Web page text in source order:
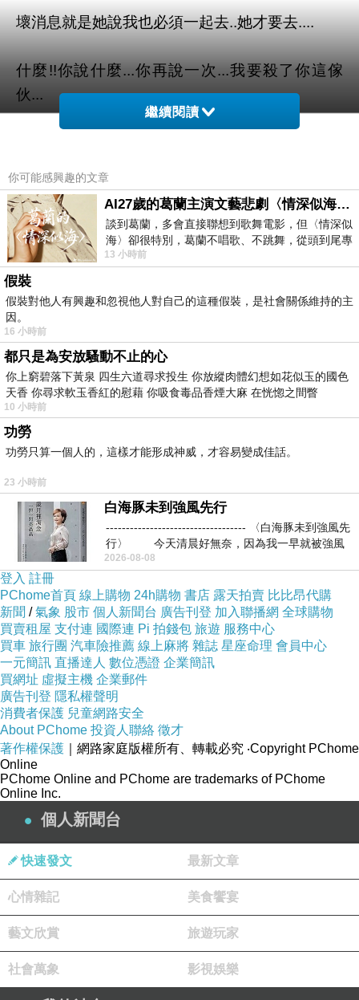
壞消息就是她說我也必須一起去..她才要去....
什麼!!你說什麼...你再說一次...我要殺了你這傢
伙...
說..你要怎麼擺平這件事...
嗯...不然先跟你們出去...然後我再趁機開溜.....
哼...精明點ㄚ...不要再砸鍋了....
不然的話....嘿嘿嘿....你會怎麼樣連我自己都不知
道ㄚ...
嗯...唉....交友不慎ㄚ....
哈哈哈....現在才發現太晚了啦...
那你要什麼時候跟人家出去...總要跟人家說一下
ㄚ.....
那這個星期六好了......
好...那我去跟她說時間囉...那在校門口等囉....
嗯...好...那..你還不快點去....
要午睡了啦...下午再說了啦....厚...真是欠你的...
好啦....拜訪啦.....
嗯...能幫我叫一下方筱雯嗎??
喔..好..你等一下......
嗯..阿風有事嗎???
繼續閱讀
你可能感興趣的文章
AI27歲的葛蘭主演文藝悲劇〈情深似海〉 #戀上老電影 #葛蘭 #粟子
談到葛蘭，多會直接聯想到歌舞電影，但〈情深似
海〉卻很特別，葛蘭不唱歌、不跳舞，從頭到尾專
心演戲。拍攝期間，經常工作超過12個鐘
13 小時前
假裝
假裝對他人有興趣和忽視他人對自己的這種假裝，是社會關係維持的主
因。
16 小時前
都只是為安放騷動不止的心
你上窮碧落下黃泉 四生六道尋求投生 你放縱肉體幻想如花似玉的國色
天香 你尋求軟玉香紅的慰藉 你吸食毒品香煙大麻 在恍惚之間瞥
10 小時前
功勞
功勞只算一個人的，這樣才能形成神威，才容易變成佳話。
23 小時前
白海豚未到強風先行
----------------------------------- 〈白海豚未到強風先
行〉 今天清晨好無奈，因為我一早就被強風
2026-08-08
登入 註冊
PChome首頁 線上購物 24h購物 書店 露天拍賣 比比昂代購
新聞 /氣象 股市 個人新聞台 廣告刊登 加入聯播網 全球購物
買賣租屋 支付連 國際連 Pi 拍錢包 旅遊 服務中心
買車 旅行團 汽車險推薦 線上麻將 雜誌 星座命理 會員中心
一元簡訊 直播達人 數位憑證 企業簡訊
買網址 虛擬主機 企業郵件
廣告刊登 隱私權聲明
消費者保護 兒童網路安全
About PChome 投資人聯絡 徵才
著作權保護 ｜網路家庭版權所有、轉載必究 ‧Copyright PChome
Online
PChome Online and PChome are trademarks of PChome
Online Inc.
個人新聞台
快速發文 最新文章
心情雜記 美食饗宴
藝文欣賞 旅遊玩家
社會萬象 影視娛樂